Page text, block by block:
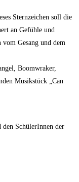
Sternzeichen soll die
an Gefühle und
Gesang und dem
Boomwraker,
Musikstück „Can
SchülerInnen der